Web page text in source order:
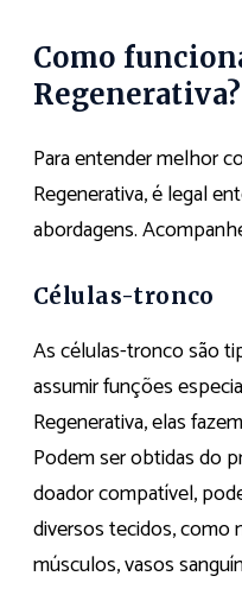
Como
Regenerativa?
Para entender melhor
Regenerativa, é legal
abordagens.
Células-tronco
As células-tronco são
assumir funções
Regenerativa, elas
Podem ser obtidas do
doador compatível,
diversos tecidos, como
músculos, vasos